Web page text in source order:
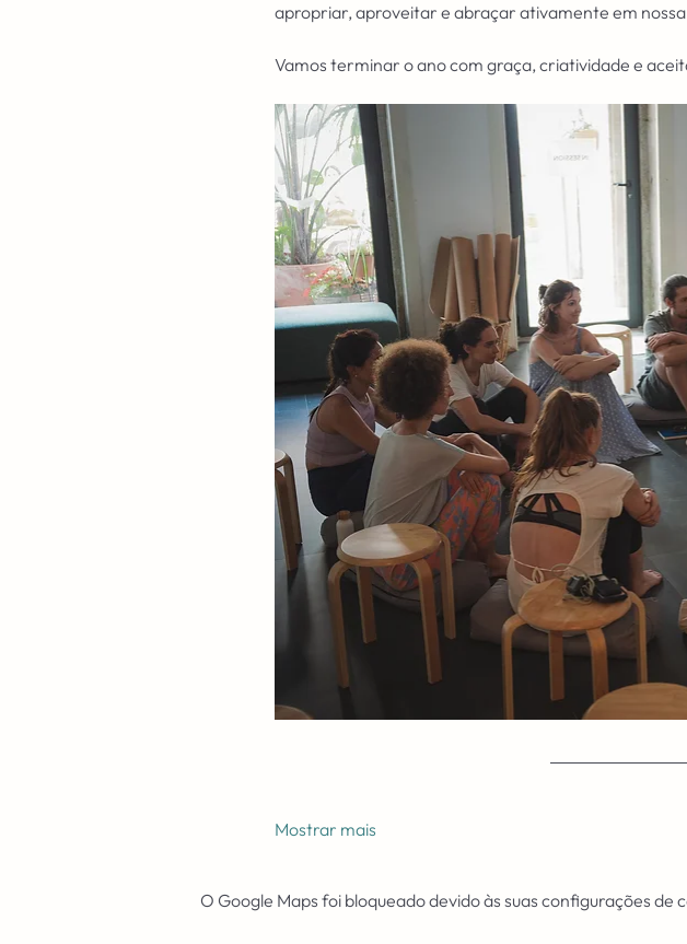
apropriar, aproveitar e abraçar ativamente em
Vamos terminar o ano com graça, criatividade e
Mostrar mais
O Google Maps foi bloqueado devido às suas configurações de